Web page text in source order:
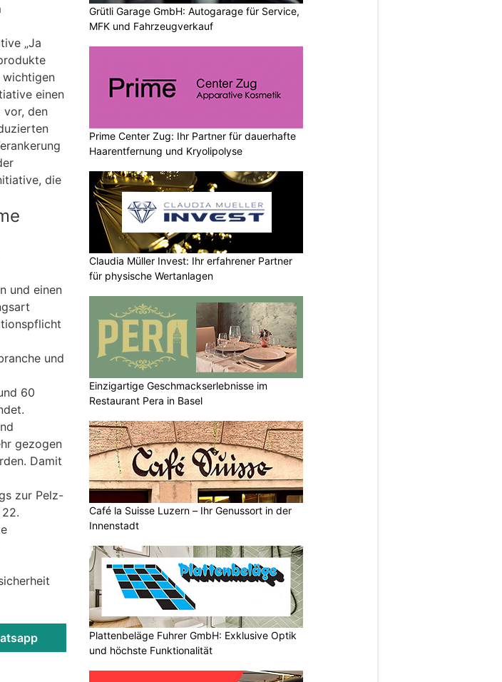
„Ja
wichtigen
einen
vor, den
die
und einen
und
60
gezogen
Damit
zur Pelz-
Grütli Garage GmbH: Autogarage für Service,
MFK und Fahrzeugverkauf
Prime Center Zug: Ihr Partner für dauerhafte
Haarentfernung und Kryolipolyse
Claudia Müller Invest: Ihr erfahrener Partner
für physische Wertanlagen
Einzigartige Geschmackserlebnisse im
Restaurant Pera in Basel
Café la Suisse Luzern – Ihr Genussort in der
Innenstadt
Plattenbeläge Fuhrer GmbH: Exklusive Optik
und höchste Funktionalität